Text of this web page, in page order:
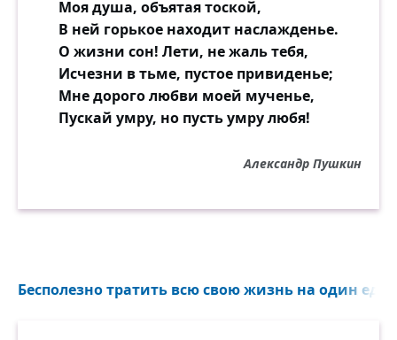
Моя душа, объятая тоской,
В ней горькое находит наслажденье.
О жизни сон! Лети, не жаль тебя,
Исчезни в тьме, пустое привиденье;
Мне дорого любви моей мученье,
Пускай умру, но пусть умру любя!
Александр Пушкин
Бесполезно тратить всю свою жизнь на один